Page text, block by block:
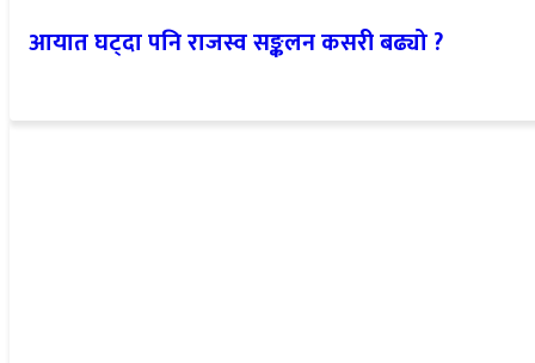
आयात घट्दा पनि राजस्व सङ्कलन कसरी बढ्यो ?